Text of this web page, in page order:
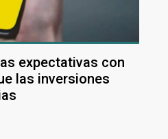
expectativas con
las inversiones